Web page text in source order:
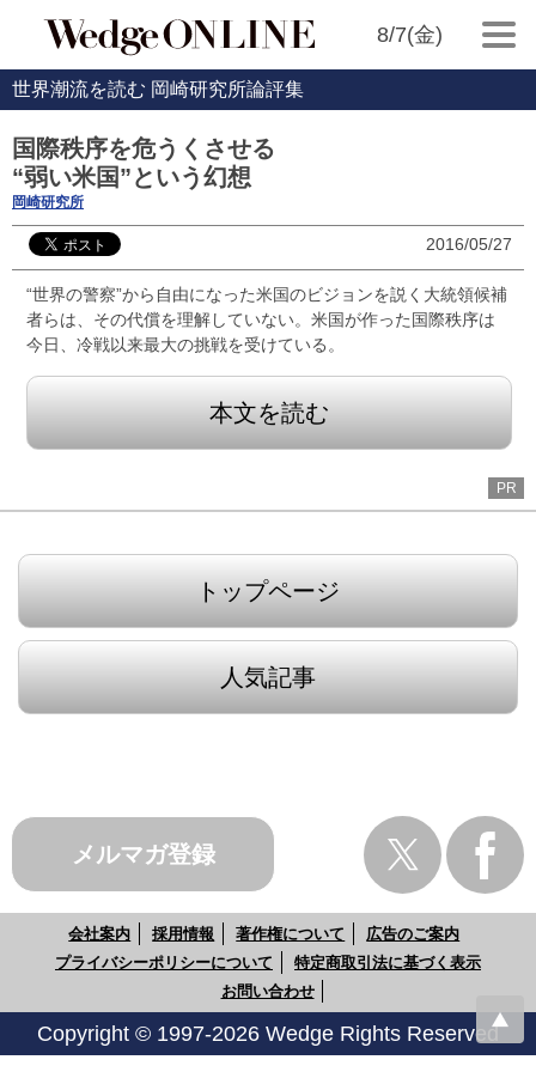
8/7(金)
世界潮流を読む 岡崎研究所論評集
国際秩序を危うくさせる
“弱い米国”という幻想
岡崎研究所
2016/05/27
“世界の警察”から自由になった米国のビジョンを説く大統領候補
者らは、その代償を理解していない。米国が作った国際秩序は
今日、冷戦以来最大の挑戦を受けている。
本文を読む
PR
トップページ
人気記事
メルマガ登録
会社案内 採用情報 著作権について
広告のご案内
プライバシーポリシーについて
特定商取引法に基づく表示
お問い合わせ
Copyright © 1997-2026 Wedge Rights Reserved